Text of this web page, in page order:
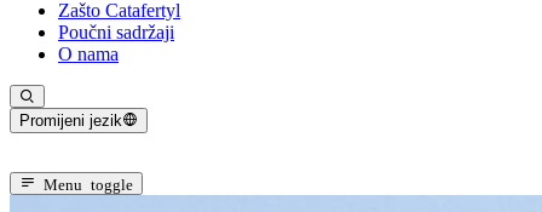
Zašto Catafertyl
Poučni sadržaji
O nama
Promijeni jezik
Menu toggle